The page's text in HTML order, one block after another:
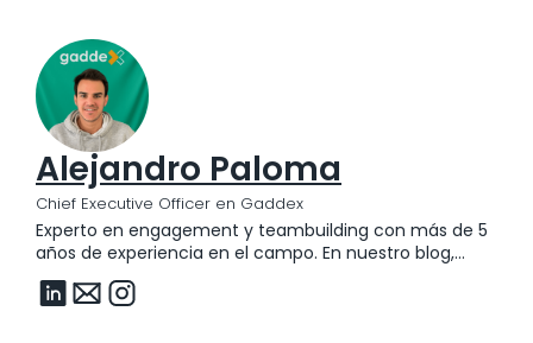
Alejandro Paloma
Chief Executive Officer en Gaddex
Experto en engagement y teambuilding con más de 5
años de experiencia en el campo. En nuestro blog,
Alejandro comparte su profundo conocimiento a
través de artículos que exploran estrategias prácticas